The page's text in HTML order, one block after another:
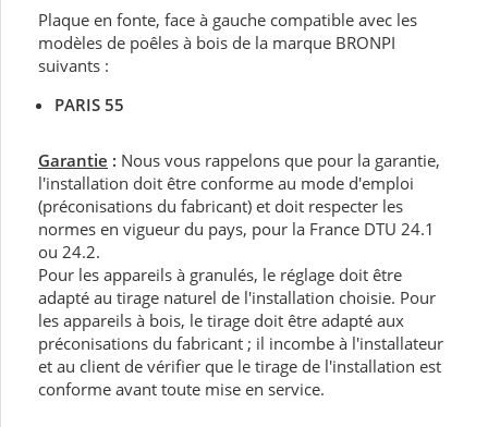
Plaque en fonte, face à gauche compatible avec les
modèles de poêles à bois de la marque BRONPI
suivants :
PARIS 55
Garantie : Nous vous rappelons que pour la garantie,
l'installation doit être conforme au mode d'emploi
(préconisations du fabricant) et doit respecter les
normes en vigueur du pays, pour la France DTU 24.1
ou 24.2.
Pour les appareils à granulés, le réglage doit être
adapté au tirage naturel de l'installation choisie. Pour
les appareils à bois, le tirage doit être adapté aux
préconisations du fabricant ; il incombe à l'installateur
et au client de vérifier que le tirage de l'installation est
conforme avant toute mise en service.